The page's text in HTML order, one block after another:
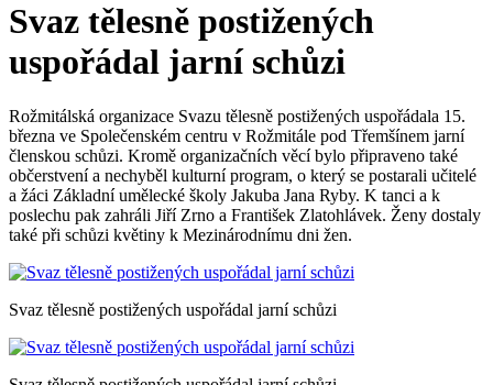
Svaz tělesně postižených
uspořádal jarní schůzi
Rožmitálská organizace Svazu tělesně postižených uspořádala 15.
března ve Společenském centru v Rožmitále pod Třemšínem jarní
členskou schůzi. Kromě organizačních věcí bylo připraveno také
občerstvení a nechyběl kulturní program, o který se postarali učitelé
a žáci Základní umělecké školy Jakuba Jana Ryby. K tanci a k
poslechu pak zahráli Jiří Zrno a František Zlatohlávek. Ženy dostaly
také při schůzi květiny k Mezinárodnímu dni žen.
Svaz tělesně postižených uspořádal jarní schůzi